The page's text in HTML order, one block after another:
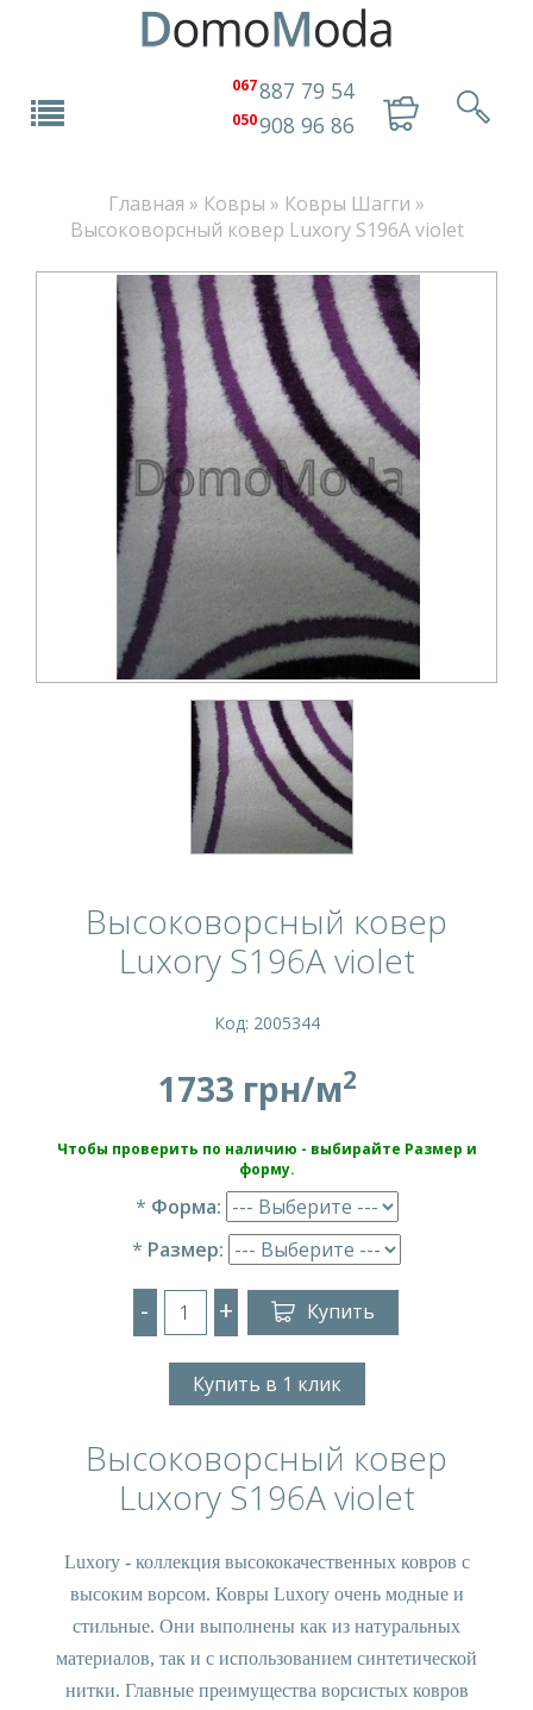
067887 79 54
050908 96 86
Главная » Ковры » Ковры Шагги »
Высоковорсный ковер Luxory S196A violet
Высоковорсный ковер
Luxory S196A violet
Код: 2005344
1733 грн/м2
Чтобы проверить по наличию - выбирайте Размер и
форму.
* Форма:
* Размер:
- + Купить
Купить в 1 клик
Высоковорсный ковер
Luxory S196A violet
Luxory - коллекция высококачественных ковров с
высоким ворсом. Ковры Luxory очень модные и
стильные. Они выполнены как из натуральных
материалов, так и с использованием синтетической
нитки. Главные преимущества ворсистых ковров